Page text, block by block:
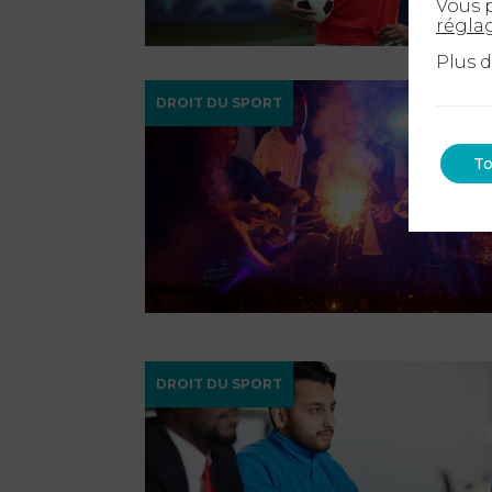
DROIT DU SPORT
DROIT DU SPORT
Vous
Plus